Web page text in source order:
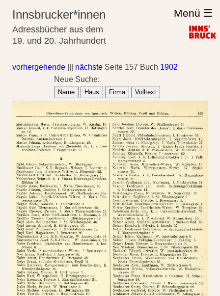
Innsbrucker*innen
Adressbücher aus dem
19. und 20. Jahrhundert
Menü ☰
vorhergehende nächste Seite 157 Buch 1902
Neue Suche:
Name Haus Firma Volltext